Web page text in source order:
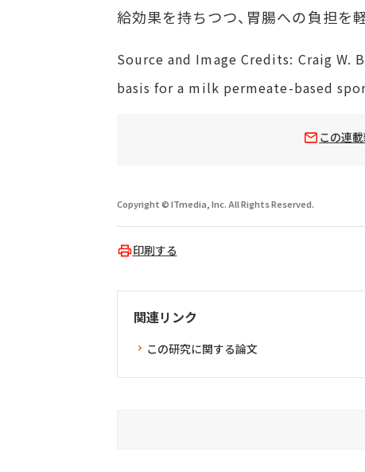
給効果を持ちつつ、胃腸への負担を
Source and Image Credits: Craig W.
basis for a milk permeate-based
この連
Copyright © ITmedia, Inc. All Rights Reserved.
印刷する
関連リンク
この研究に関する論文